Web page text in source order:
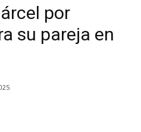
por
su pareja en